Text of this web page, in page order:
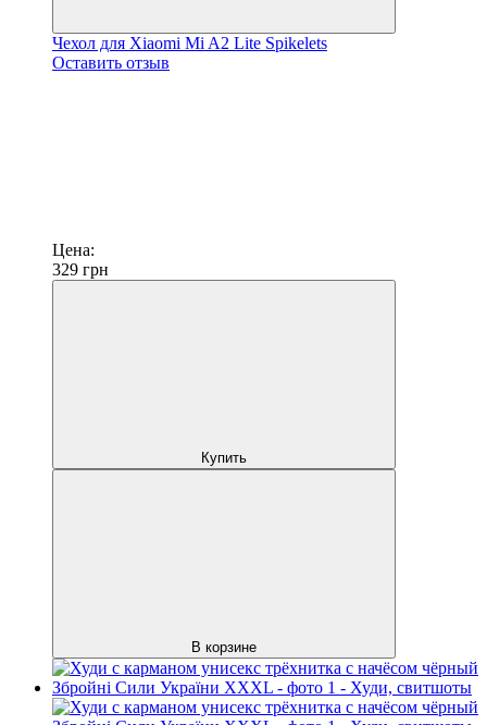
Чехол для Xiaomi Mi A2 Lite Spikelets
Оставить отзыв
Цена:
329 грн
Купить
В корзине